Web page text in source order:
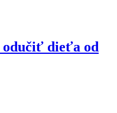
odučiť dieťa od